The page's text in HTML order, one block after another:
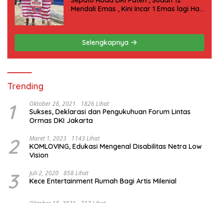
Mendali Emas , Kini Incar 1 Emas lagi Hari
Selengkapnya
Trending
1 Oktober 28, 2021 1826 Lihat
Sukses, Deklarasi dan Pengukuhuan Forum Lintas
Ormas DKI Jakarta
2 Maret 1, 2023 1143 Lihat
KOMLOVING, Edukasi Mengenal Disabilitas Netra Low
Vision
3 Juli 2, 2020 858 Lihat
Kece Entertainment Rumah Bagi Artis Milenial